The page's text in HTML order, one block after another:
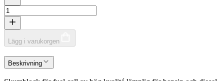
Lägg i varukorgen
Beskrivning